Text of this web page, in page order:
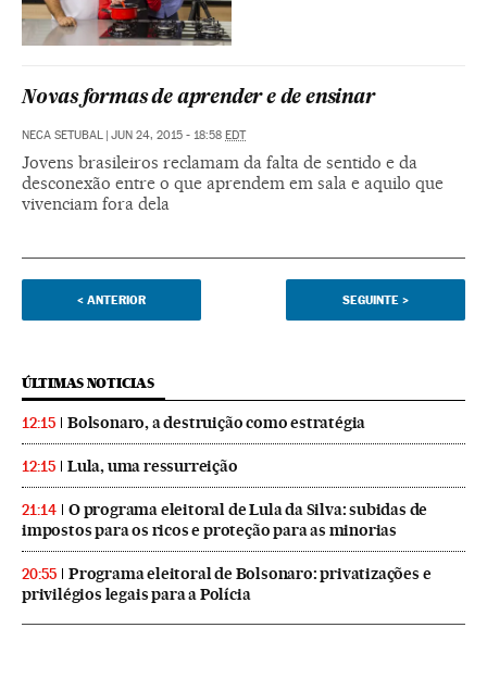
Novas formas de aprender e de ensinar
NECA SETUBAL JUN 24, 2015 - 18:58 EDT
Jovens brasileiros reclamam da falta de sentido e da
desconexão entre o que aprendem em sala e aquilo que
vivenciam fora dela
< ANTERIOR SEGUINTE >
ÚLTIMAS NOTICIAS
12:15 Bolsonaro, a destruição como estratégia
12:15 Lula, uma ressurreição
21:14
O programa eleitoral de Lula da Silva: subidas de
impostos para os ricos e proteção para as minorias
20:55
Programa eleitoral de Bolsonaro: privatizações e
privilégios legais para a Polícia